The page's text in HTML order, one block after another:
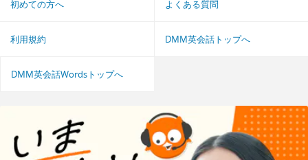
初めての方へ よくある質問
利用規約 DMM英会話トップへ
DMM英会話Wordsトップへ